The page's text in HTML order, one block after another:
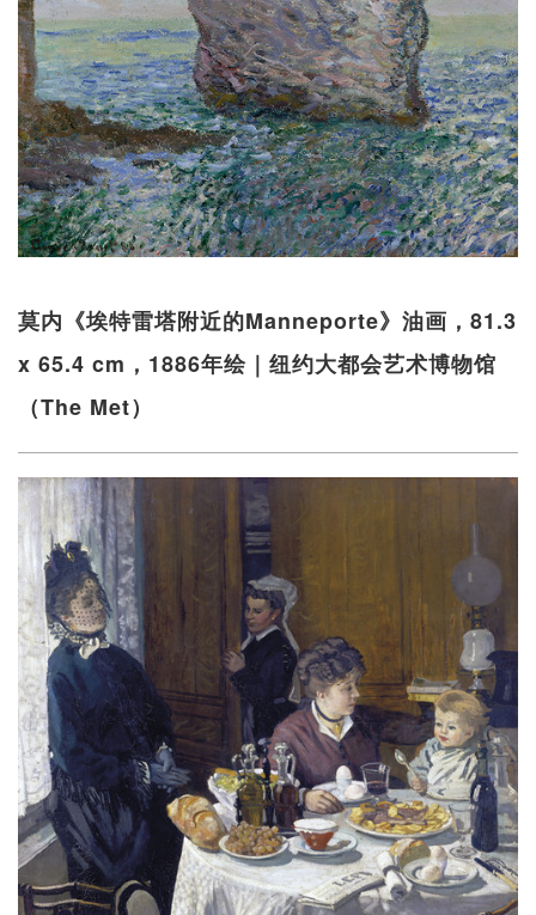
莫内《埃特雷塔附近的Manneporte》油画，81.3
x 65.4 cm，1886年绘｜纽约大都会艺术博物馆
（The Met）